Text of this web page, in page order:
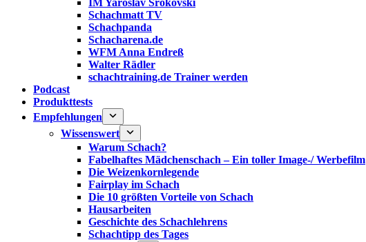
IM Yaroslav Srokovski
Schachmatt TV
Schachpanda
Schacharena.de
WFM Anna Endreß
Walter Rädler
schachtraining.de Trainer werden
Podcast
Produkttests
Empfehlungen
Wissenswert
Warum Schach?
Fabelhaftes Mädchenschach – Ein toller Image-/ Werbefilm
Die Weizenkornlegende
Fairplay im Schach
Die 10 größten Vorteile von Schach‎
Hausarbeiten
Geschichte des Schachlehrens
Schachtipp des Tages